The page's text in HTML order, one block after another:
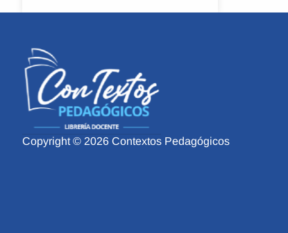
Copyright © 2026 Contextos Pedagógicos